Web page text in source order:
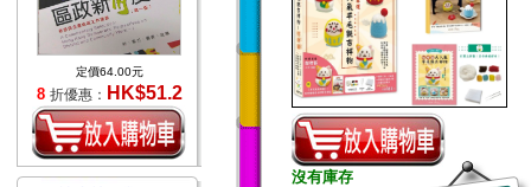
定價64.00元
8 折優惠： HK$51.2
沒有庫存